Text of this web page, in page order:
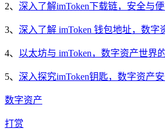
2、 深入了解imToken下载链，安全与
3、 深入了解 imToken 钱包地址，数字
4、 以太坊与 imToken，数字资产世界
5、 深入探究imToken钥匙，数字资产
数字资产
打赏